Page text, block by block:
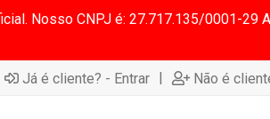
Nosso CNPJ é: 27.717.135/0001-29
Já é cliente? - Entrar | Não é